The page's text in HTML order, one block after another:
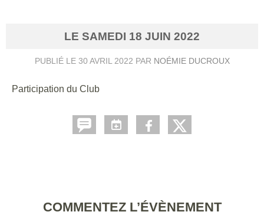
LE SAMEDI 18 JUIN 2022
PUBLIÉ LE 30 AVRIL 2022 PAR NOÉMIE DUCROUX
Participation du Club
COMMENTEZ L’ÉVÈNEMENT